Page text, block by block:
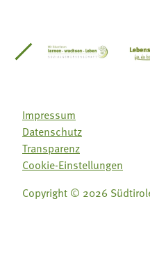
Südtirol
Gärtnervereinigung
Impressum
Datenschutz
Transparenz
Cookie-Einstellungen
Copyright © 2026